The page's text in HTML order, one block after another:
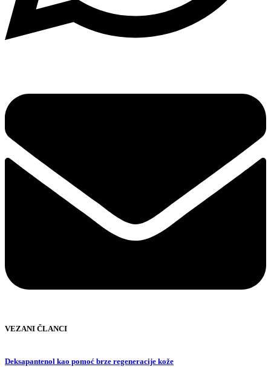
VEZANI ČLANCI
Deksapantenol kao pomoć brze regeneracije kože